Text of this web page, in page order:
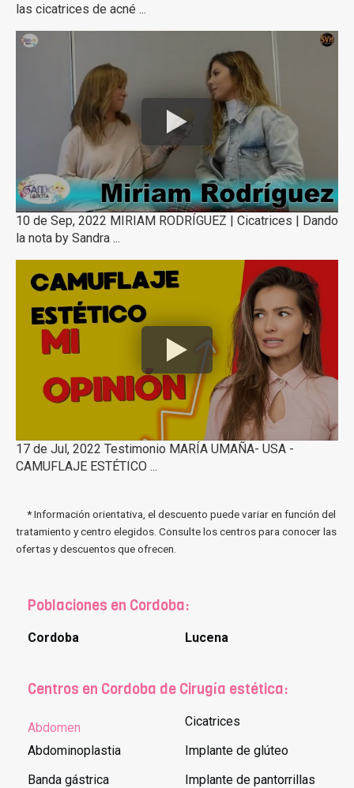
las cicatrices de acné ...
10 de Sep, 2022 MIRIAM RODRÍGUEZ | Cicatrices | Dando
la nota by Sandra ...
17 de Jul, 2022 Testimonio MARÍA UMAÑA- USA -
CAMUFLAJE ESTÉTICO ...
* Información orientativa, el descuento puede variar en función del
tratamiento y centro elegidos. Consulte los centros para conocer las
ofertas y descuentos que ofrecen.
Poblaciones en Cordoba:
Cordoba Lucena
Centros en Cordoba de Cirugía estética:
Abdomen
Abdominoplastia
Banda gástrica
Cicatrices
Implante de glúteo
Implante de pantorrillas